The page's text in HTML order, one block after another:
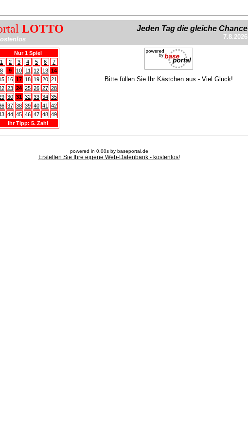
LOTTO Jeden Tag die gleiche Chance
7.8.2026
Nur 1 Spiel
1
2 3 4 5 6
7
8
9 10 11 12 13 14
16 17 18 19 20 21
23 24 25 26 27 28
30 31 32 33 34 35
37 38 39 40 41
42
44 45 46 47 48 49
Ihr Tipp: 5. Zahl
Bitte füllen Sie Ihr Kästchen aus - Viel Glück!
powered in 0.00s by baseportal.de
Erstellen Sie Ihre eigene Web-Datenbank - kostenlos!